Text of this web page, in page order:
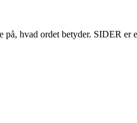
hvad ordet betyder. SIDER er